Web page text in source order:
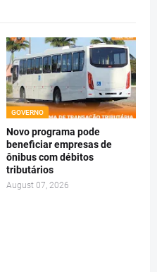
GOVERNO
Novo programa pode
beneficiar empresas de
ônibus com débitos
tributários
August 07, 2026